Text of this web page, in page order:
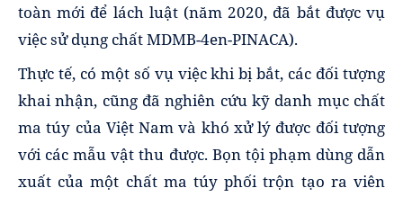
toàn mới để lách luật (năm 2020, đã bắt được vụ
việc sử dụng chất MDMB-4en-PINACA).
Thực tế, có một số vụ việc khi bị bắt, các đối tượng
khai nhận, cũng đã nghiên cứu kỹ danh mục chất
ma túy của Việt Nam và khó xử lý được đối tượng
với các mẫu vật thu được. Bọn tội phạm dùng dẫn
xuất của một chất ma túy phối trộn tạo ra viên